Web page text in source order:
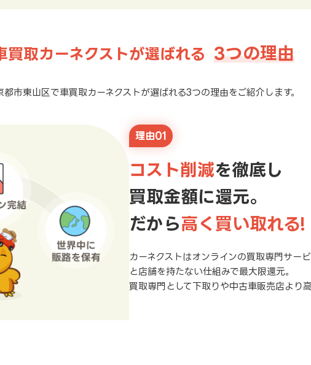
買取カーネクストが選ばれる 3つの理由
都市東山区で車買取カーネクストが選ばれる3つの理由をご紹介します。
理由01
コスト削減を徹底し
買取金額に還元。
だから高く買い取れる!
カーネクストはオンラインの買取専門サー
と店舗を持たない仕組みで最大限還元。
買取専門として下取りや中古車販売店より